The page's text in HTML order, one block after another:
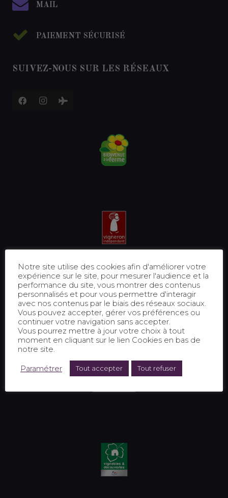
MAIL
PAIEMENT SÉCURISÉ
SUIVEZ-NOUS SUR LES RÉSEAUX
Notre site utilise des cookies afin d'améliorer votre
expérience sur le site, pour mesurer l'audience et la
performance du site, vous montrer des contenus
personnalisés et pour vous permettre d'interagir
avec nos contenus par le biais des réseaux sociaux.
Vous pouvez accepter, gérer vos préférences ou
continuer votre navigation sans accepter.
Vous pourrez mettre à jour votre choix à tout
moment en cliquant sur le lien Cookies en bas de
notre site.
Paramétrer Tout accepter Tout refuser